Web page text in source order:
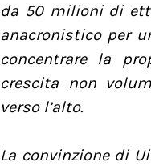
da 50 milioni di
anacronistico per
concentrare la
crescita non
verso l’alto.
La convinzione di